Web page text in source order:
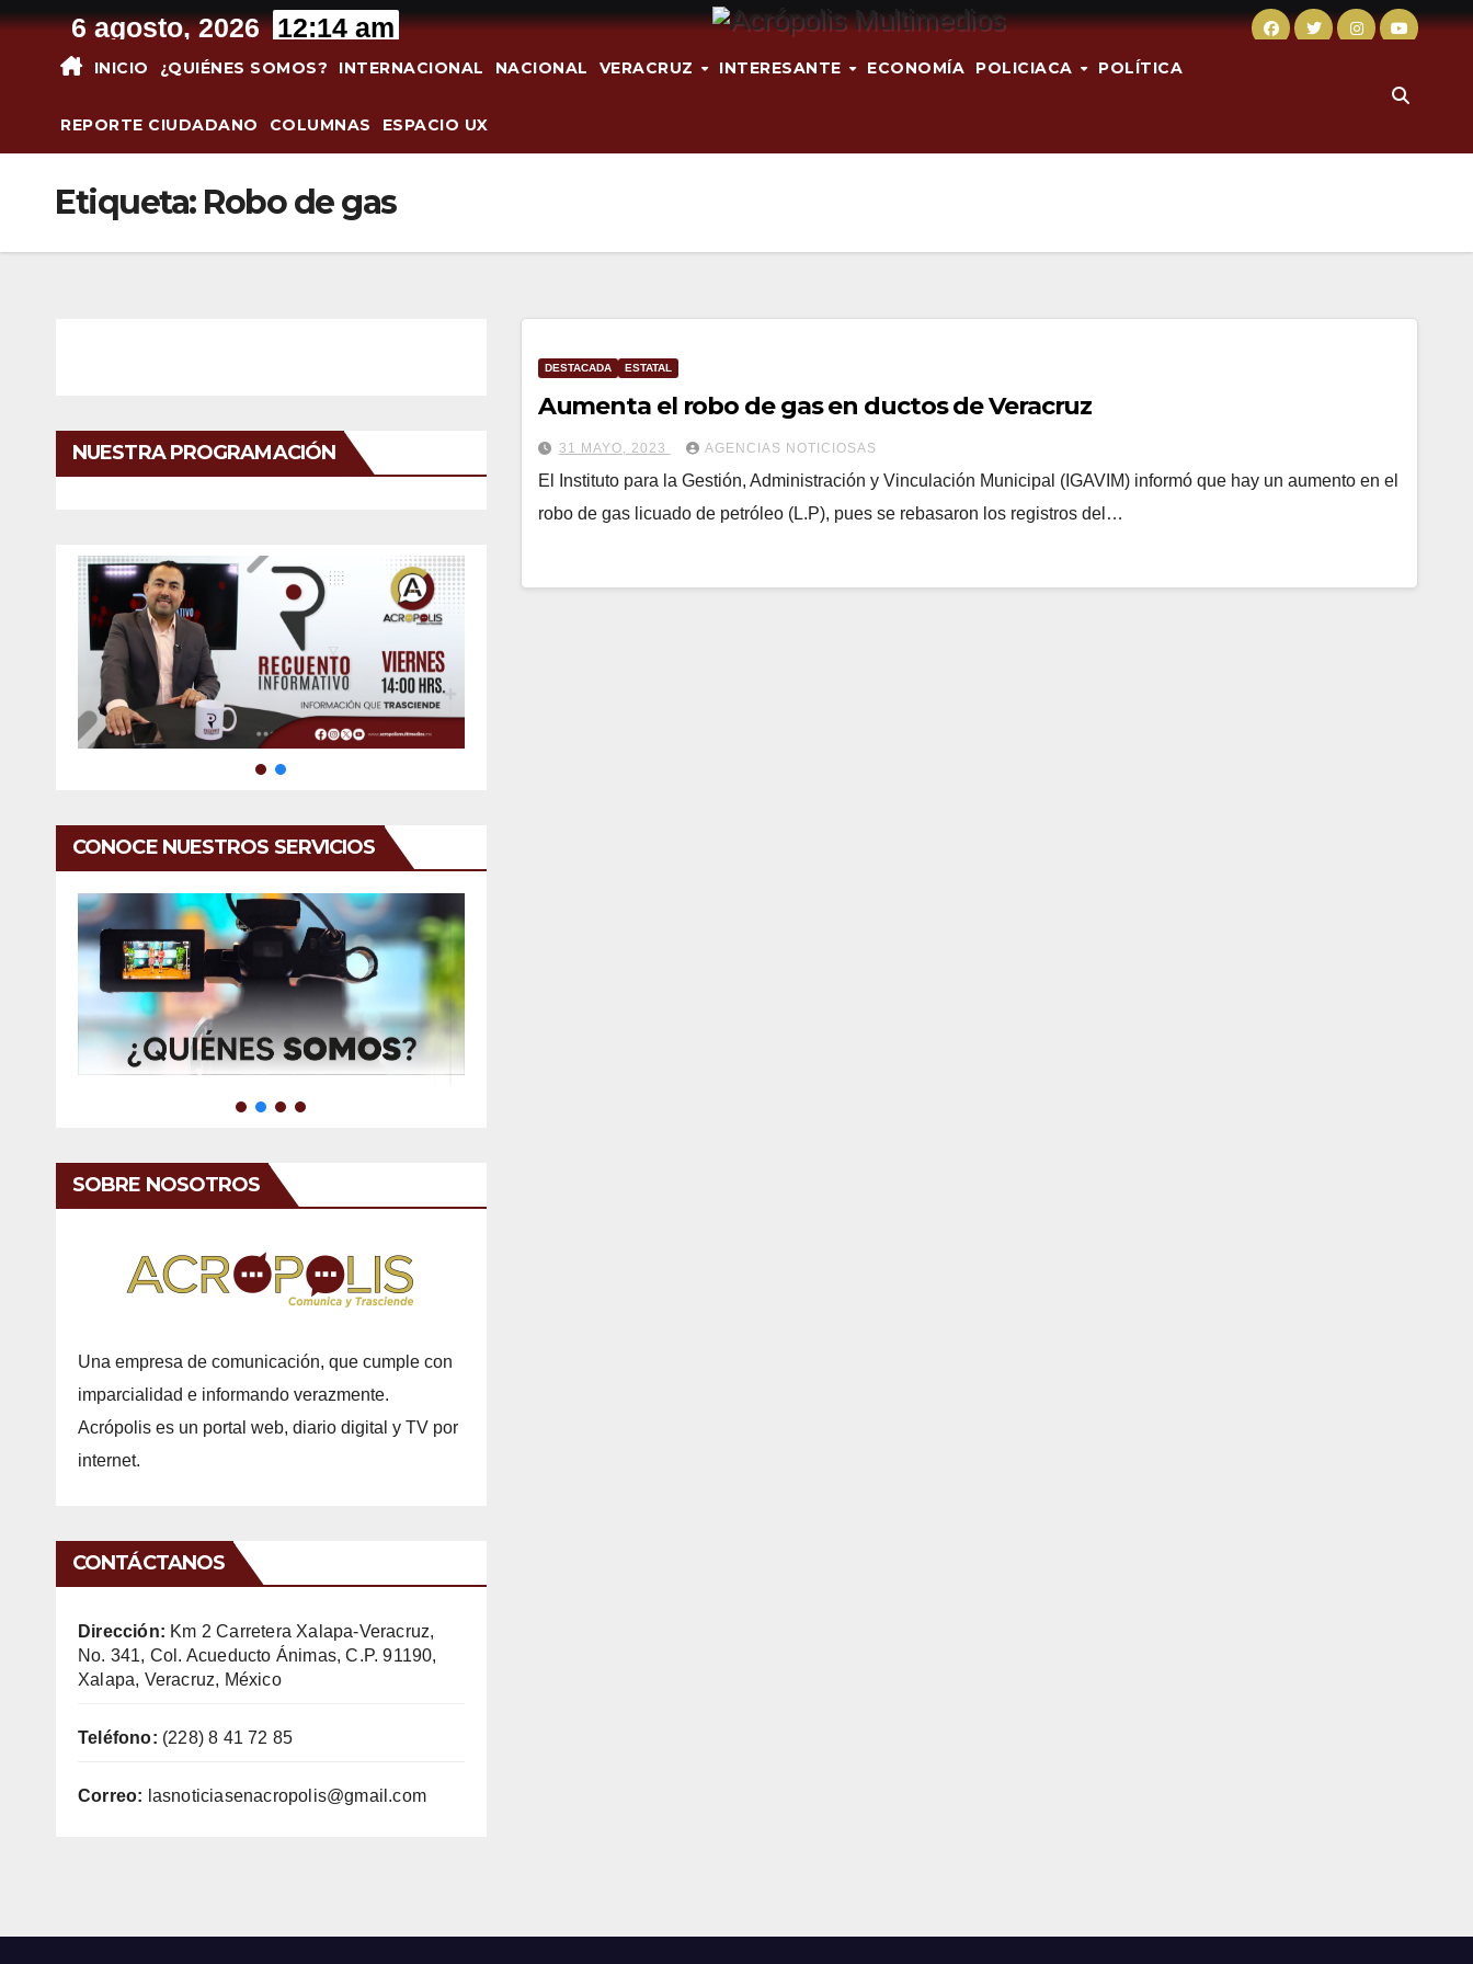
Saltar
contenido
6 agosto, 2026 12:14 am
INICIO ¿QUIÉNES SOMOS? INTERNACIONAL NACIONAL VERACRUZ INTERESANTE ECONOMÍA POLICIACA POLÍTICA
REPORTE CIUDADANO COLUMNAS ESPACIO UX
Etiqueta: Robo de gas
NUESTRA PROGRAMACIÓN
CONOCE NUESTROS SERVICIOS
SOBRE NOSOTROS
Una empresa de comunicación, que cumple con
imparcialidad e informando verazmente.
Acrópolis es un portal web, diario digital y TV por
internet.
CONTÁCTANOS
Dirección: Km 2 Carretera Xalapa-Veracruz,
No. 341, Col. Acueducto Ánimas, C.P. 91190,
Xalapa, Veracruz, México
Teléfono: (228) 8 41 72 85
Correo: lasnoticiasenacropolis@gmail.com
DESTACADA ESTATAL
Aumenta el robo de gas en ductos de Veracruz
31 MAYO, 2023 AGENCIAS NOTICIOSAS
El Instituto para la Gestión, Administración y Vinculación Municipal (IGAVIM) informó que hay un aumento en el
robo de gas licuado de petróleo (L.P), pues se rebasaron los registros del…